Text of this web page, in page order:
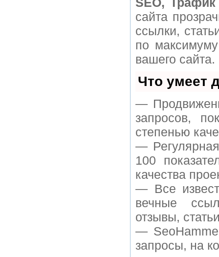
сайта
ссылки,
по
вашего сайта.
Что умеет
—
запросов,
степенью
—
100
качества
— Все
вечные
отзывы,
—
запросы, на